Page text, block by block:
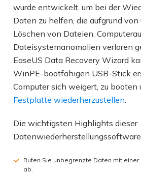
wurde entwickelt, um bei der
Daten zu helfen, die aufgrund
Löschen von Dateien,
Dateisystemanomalien verloren
EaseUS Data Recovery Wizard
WinPE-bootfähigen USB-Stick
Computer sich weigert, zu booten
Festplatte wiederherzustellen.
Die wichtigsten Highlights dieser
Rufen Sie unbegrenzte Daten mit einer
ab.